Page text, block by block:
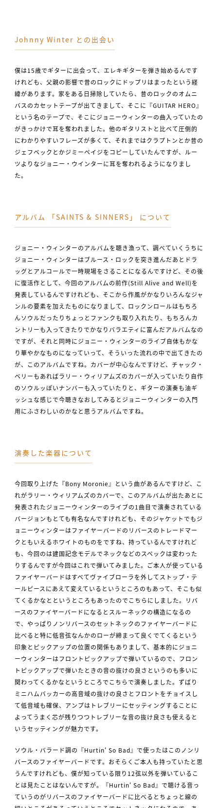
Johnny Winter との出会い
僕は15歳でギターに出会って、エレキギターを弾き始めるんです
けれども、父親の影響で昔のロックにドップリはまったという経
緯があります。家をある日掃除していたら、昔のロックのオムニ
バスのカセットテープが出てきまして、そこに『GUITAR HERO』
という名のテープで、そこにジョニーウィンターの曲入っていたの
がきっかけで耳を奪われました。他のギタリストと比べて圧倒的
にわかりやすいフレーズが多くて、それまではクラプトンとか昔の
ジェフベックとかジミーペイジをコピーしていたんですが、ルー
ツよりなジョニー・ウインターに耳を奪われるようになりまし
た。
アルバム 「SAINTS & SINNERS」 について
ジョニー・ウィンターのアルバムを聴き漁って、調べていくうちに
ジョニー・ウィンターはブルース・ロックを突き進んだあとドラ
ッグとアルコールで一時現場をさることになるんですけど、その後
に復活作として、今回のアルバムの前作(Still Alive and Well)を
発表しているんですけれども、そこから作風がかなりいろんなジャ
ンルの要素を加えたものになりまして、ロックンロールはもちろ
んソウルだったりちょっとファンクも取り入れたり、もちろんカ
ントリーも入ってきたりでかなりバラエティに富んだアルバムなの
ですが、それと同時にジョニー・ウィンターのライブ自体もかな
り華やかなものになっていって、そういった流れの中で出てきたの
が、このアルバムですね。カバーが中心なんですけど、チャック・
ベリーもあればラリー・ウィリアムズのカバーが入っていたり自作
のソウルッぽいナンバーも入っていたりと、ギターの演奏も油ギ
ッシュな感じで今聴きなおしてみるとジョニーウィンターの入門
用にふさわしいのかなと思うアルバムですね。
演奏した楽器について
今回取り上げた『Bony Moronie』という曲があるんですけど、こ
れがラリー・ウィリアムズのカバーで、このアルバムが出たあとに
発表されたジョニーウィンターのライブの1曲目で演奏されている
バージョンもとても有名なんですけれども、そのジャケットでもジ
ョニーウィンターはファイヤーバードのリバースのトレードマー
クともいえるホワイトのものをですね、持っているんですけれど
も、今回のは建国記念モデルでネックなどのスペックは変わった
りするんですが今回はこれで弾いてみました。ご本人が使っている
ファイヤーバードはすべてヴァイブローラを外してストップ・テ
ールピースにあえて変えているというところのもあって、そこも似
てくるかなとというところもあったのでこちらにしました。リバ
ースのファイヤーバードになるとスルーネックの構造になるの
で、やっぱりノンリバースのセットネックのファイヤーバードに
比べると特に低音弦なんかのローが締まって良くでてくるという
印象とピックアップの位置の関係もありまして、基本的にジョニ
ーウィンターはフロントピックアップで弾いているので、フロン
トピックアップで弾いたときの音の抜けの良さというのも多いに
関わってくるかなというところでこちらで演奏しました。ずばり
ミニハムバッカーの高音域の抜けの良さとフロントをチョイスし
て低音域も確保、アンプはトレブリーにセッティングすることに
よってうまく芯が残りつつトレブリーな音の抜け良さも使えると
いうセッティングが魅力です。
ソウル・バラード調の『Hurtin' So Bad』で使ったはこのノンリ
バースのファイヤーバードです。おそらくご本人も持っていたと思
うんですけれども、僕が知っている限り12弦以外を弾いているこ
とは見たことはないんですが。『Hurtin' So Bad』で聴ける音っ
ていうのがリバースのファイヤーバードに比べるとちょっと線の